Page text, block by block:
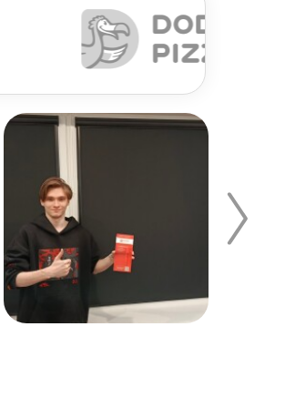
выступающий
при таком монтаже должна
Такой монтаж является